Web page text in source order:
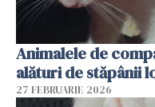
Animalele de
alături de stăpânii
27 FEBRUARIE 2026